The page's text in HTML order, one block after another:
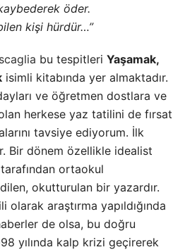
öder.
kişi hürdür…”
bu tespitleri Yaşamak,
isimli kitabında yer almaktadır.
ve öğretmen dostlara ve
herkese yaz tatilini de fırsat
tavsiye ediyorum. İlk
Bir dönem özellikle idealist
ortaokul
okutturulan bir yazardır.
araştırma yapıldığında
de olsa, bu doğru
yılında kalp krizi geçirerek